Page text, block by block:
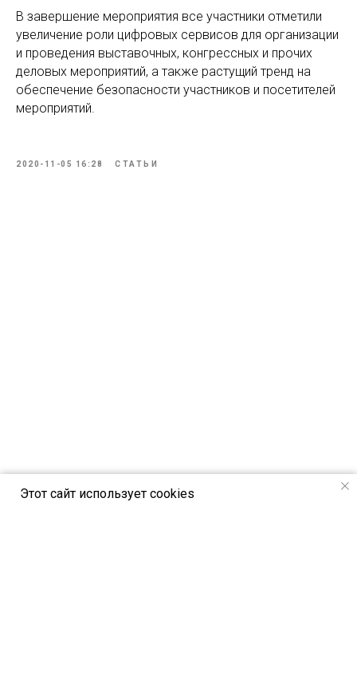
В завершение мероприятия все участники отметили
увеличение роли цифровых сервисов для организации
и проведения выставочных, конгрессных и прочих
деловых мероприятий, а также растущий тренд на
обеспечение безопасности участников и посетителей
мероприятий.
2020-11-05 16:28 СТАТЬИ
Этот сайт использует cookies